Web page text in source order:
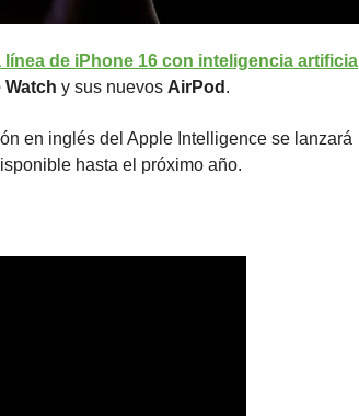
línea de iPhone 16 con inteligencia artificia
y sus nuevos AirPod .
en inglés del Apple Intelligence se lanzará
hasta el próximo año.